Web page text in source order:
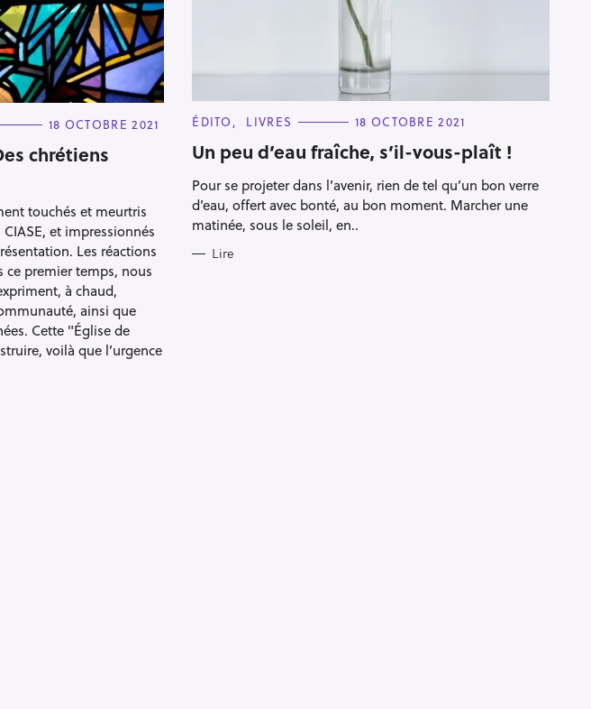
C
T
E
O
R
I
E
S
ÉDITO LIVRES 18 OCTOBRE 2021
Un peu d’eau fraîche, s’il-vous-plaît !
Pour se projeter dans l’avenir, rien de tel qu’un bon verre
d’eau, offert avec bonté, au bon moment. Marcher une
matinée, sous le soleil, en..
Lire
18 OCTOBRE 2021
chrétiens
touchés et meurtris
et impressionnés
Les réactions
ce premier temps, nous
à chaud,
ainsi que
Cette "Église de
voilà que l’urgence
Pour effacer la recherche appuyez sur